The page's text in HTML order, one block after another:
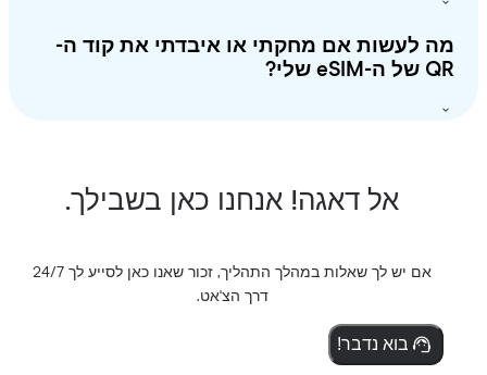
לעשות אם מחקתי או איבדתי את קוד ה-
אל דאגה! אנחנו כאן בשבילך.
אם יש לך שאלות במהלך התהליך, זכור שאנו כאן לסייע לך 24/7
דרך הצ'אט.
בוא נדבר!